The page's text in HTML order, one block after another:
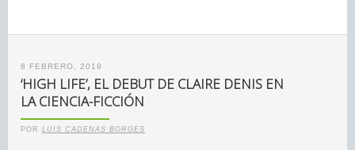
8 FEBRERO, 2019
‘HIGH LIFE’, EL DEBUT DE CLAIRE DENIS EN
LA CIENCIA-FICCIÓN
POR LUIS CADENAS BORGES